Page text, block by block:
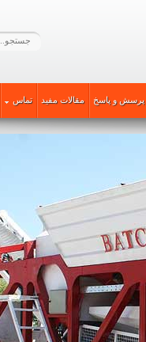
پرسش و پاسخ مقالات مفید تماس